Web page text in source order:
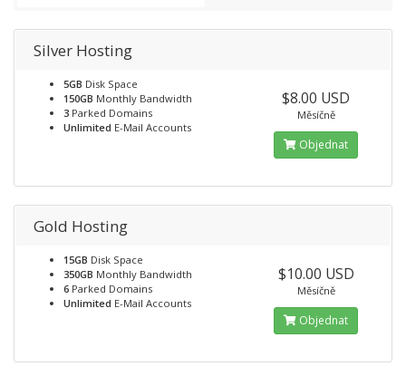
Silver Hosting
5GB Disk Space
150GB Monthly Bandwidth
3 Parked Domains
Unlimited E-Mail Accounts
$8.00 USD
Měsíčně
Objednat
Gold Hosting
15GB Disk Space
350GB Monthly Bandwidth
6 Parked Domains
Unlimited E-Mail Accounts
$10.00 USD
Měsíčně
Objednat